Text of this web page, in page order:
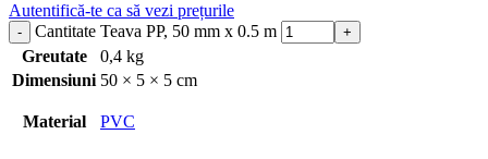
Autentifică-te ca să vezi prețurile
Cantitate Teava PP, 50 mm x 0.5 m
Greutate
0,4 kg
Dimensiuni 50 × 5 × 5 cm
Material PVC